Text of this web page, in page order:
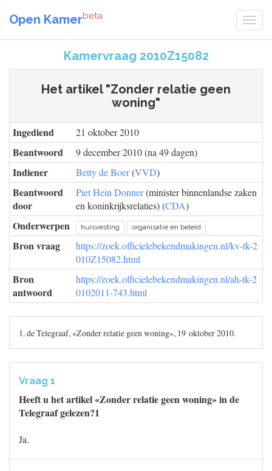
Open Kamerbeta
Kamervraag 2010Z15082
Het artikel "Zonder relatie geen
woning"
Ingediend 21 oktober 2010
Beantwoord 9 december 2010 (na 49 dagen)
Indiener Betty de Boer(VVD)
Beantwoord
door
Piet Hein Donner(minister binnenlandse zaken
en koninkrijksrelaties) (CDA)
Onderwerpen huisvesting organisatie en beleid
Bron vraag
https://zoek.officielebekendmakingen.nl/kv-tk-2
010Z15082.html
Bron
antwoord
https://zoek.officielebekendmakingen.nl/ah-tk-2
0102011-743.html
1. de Telegraaf, «Zonder relatie geen woning», 19 oktober 2010.
Vraag 1
Heeft u het artikel «Zonder relatie geen woning» in de
Telegraaf gelezen?1
Ja.